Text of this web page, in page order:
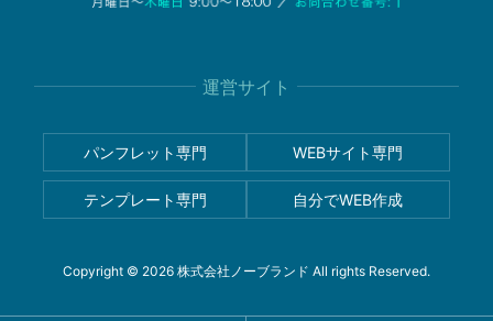
運営サイト
パンフレット専門 WEBサイト専門
テンプレート専門 自分でWEB作成
Copyright © 2026 株式会社ノーブランド All rights Reserved.